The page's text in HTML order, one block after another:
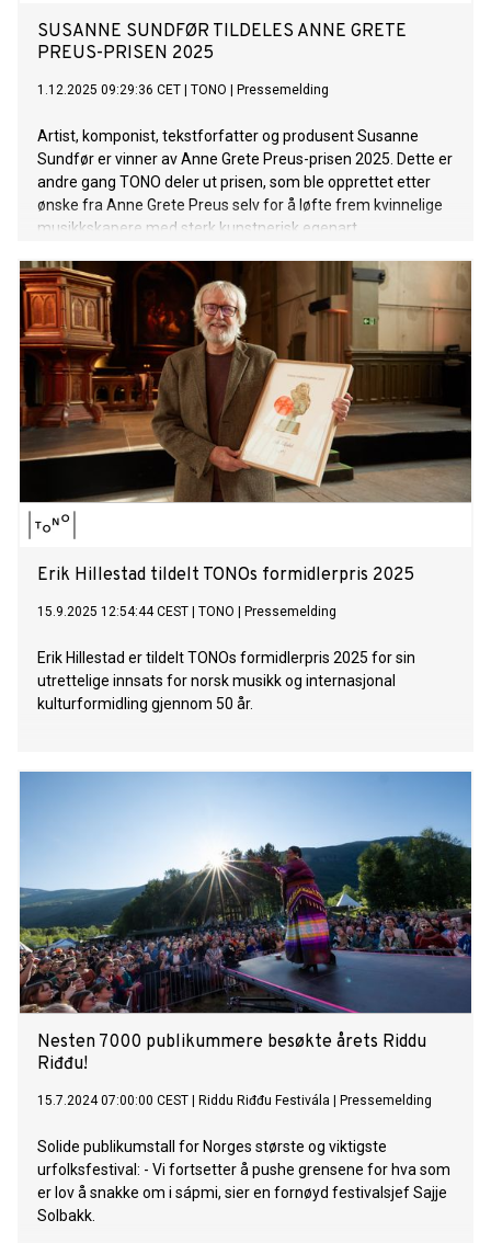
SUSANNE SUNDFØR TILDELES ANNE GRETE
PREUS-PRISEN 2025
1.12.2025 09:29:36 CET TONO Pressemelding
Artist, komponist, tekstforfatter og produsent Susanne
Sundfør er vinner av Anne Grete Preus-prisen 2025. Dette er
andre gang TONO deler ut prisen, som ble opprettet etter
ønske fra Anne Grete Preus selv for å løfte frem kvinnelige
musikkskapere med sterk kunstnerisk egenart.
Erik Hillestad tildelt TONOs formidlerpris 2025
15.9.2025 12:54:44 CEST TONO Pressemelding
Erik Hillestad er tildelt TONOs formidlerpris 2025 for sin
utrettelige innsats for norsk musikk og internasjonal
kulturformidling gjennom 50 år.
Nesten 7000 publikummere besøkte årets Riddu
Riđđu!
15.7.2024 07:00:00 CEST Riddu Riđđu Festivála Pressemelding
Solide publikumstall for Norges største og viktigste
urfolksfestival: - Vi fortsetter å pushe grensene for hva som
er lov å snakke om i sápmi, sier en fornøyd festivalsjef Sajje
Solbakk.